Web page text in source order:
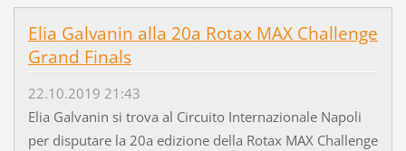
Elia Galvanin alla 20a Rotax MAX Challenge
Grand Finals
22.10.2019 21:43
Elia Galvanin si trova al Circuito Internazionale Napoli
per disputare la 20a edizione della Rotax MAX Challenge